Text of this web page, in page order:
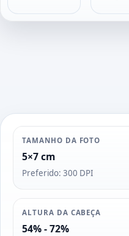
TAMANHO DA FOTO
5×7 cm
Preferido: 300 DPI
ALTURA DA CABEÇA
54% - 72%